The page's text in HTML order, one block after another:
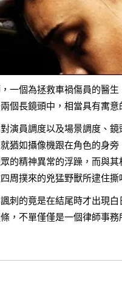
一個為拯救車禍傷員的醫
個長鏡頭中，相當具有寓意
演員調度以及場景調度、
猶如攝像機跟在角色的身
的精神異常的浮躁，而與
周撲來的兇猛野獸所逮住撕
刺的竟是在結尾時才出現
，不單僅僅是一個律師事